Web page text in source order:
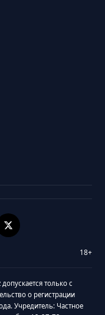
18+
только с
о регистрации
Учредитель: Частное